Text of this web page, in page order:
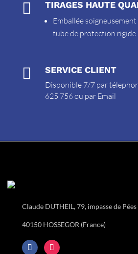
 TIRAGES HAUTE
Emballée
tube de protection rigide
 SERVICE CLIENT
Disponible 7/7 par
625 756 ou par Email
Claude DUTHEIL, 79, impasse de Pées
40150 HOSSEGOR (France)